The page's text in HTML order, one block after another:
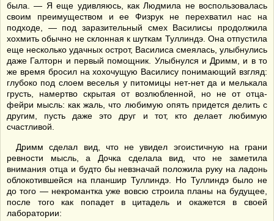
была. — Я еще удивляюсь, как Людмила не воспользовалась
своим преимуществом и ее Физрук не перехватил нас на
подходе, — под заразительный смех Василисы продолжила
хохмить обычно не склонная к шуткам Туллиндэ. Она отпустила
еще несколько удачных острот, Василиса смеялась, улыбнулись
даже Галторн и первый помощник. Улыбнулся и Дримм, и в то
же время бросил на хохочущую Василису понимающий взгляд:
глубоко под слоем веселья у питомицы нет-нет да и мелькала
грусть, намертво скрытая от возлюбленной, но не от отца-
фейри мысль: как жаль, что любимую опять придется делить с
другим, пусть даже это друг и тот, кто делает любимую
счастливой.
Дримм сделал вид, что не увидел эгоистичную на грани
ревности мысль, а Дочка сделала вид, что не заметила
внимания отца и будто бы невзначай положила руку на ладонь
облокотившейся на планшир Туллиндэ. Но Туллиндэ было не
до того — некромантка уже вовсю строила планы на будущее,
после того как попадет в цитадель и окажется в своей
лаборатории: